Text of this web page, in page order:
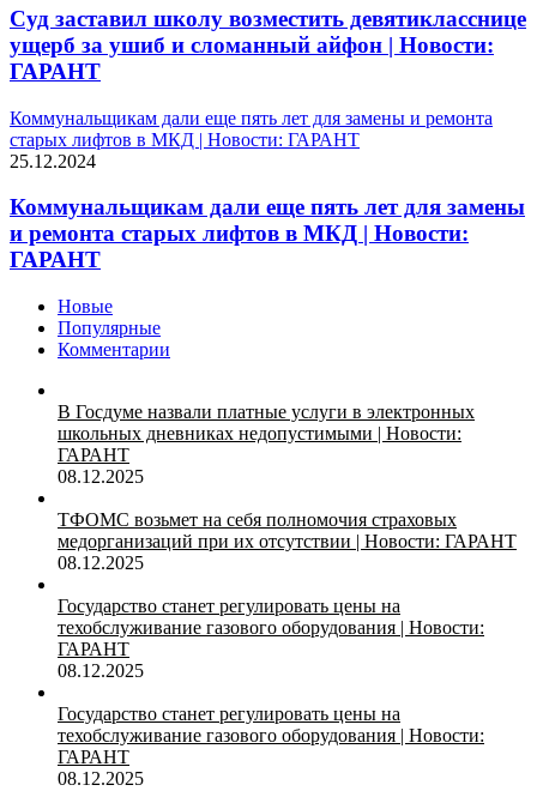
Суд заставил школу возместить девятикласснице
ущерб за ушиб и сломанный айфон | Новости:
ГАРАНТ
Коммунальщикам дали еще пять лет для замены и ремонта
старых лифтов в МКД | Новости: ГАРАНТ
25.12.2024
Коммунальщикам дали еще пять лет для замены
и ремонта старых лифтов в МКД | Новости:
ГАРАНТ
Новые
Популярные
Комментарии
В Госдуме назвали платные услуги в электронных
школьных дневниках недопустимыми | Новости:
ГАРАНТ
08.12.2025
ТФОМС возьмет на себя полномочия страховых
медорганизаций при их отсутствии | Новости: ГАРАНТ
08.12.2025
Государство станет регулировать цены на
техобслуживание газового оборудования | Новости:
ГАРАНТ
08.12.2025
Государство станет регулировать цены на
техобслуживание газового оборудования | Новости:
ГАРАНТ
08.12.2025